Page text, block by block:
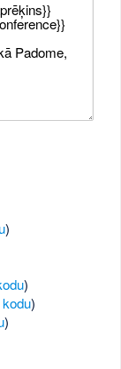
)
)
)
)